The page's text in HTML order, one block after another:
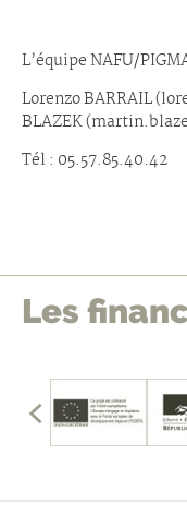
L’équipe NAFU/
Lorenzo BARRAIL
BLAZEK
Tél : 05.57.85.40.42
Les